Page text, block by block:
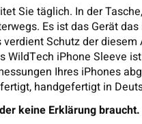
Sie täglich. In der
Es ist das Gerät
Schutz der diesem
WildTech iPhone Sleeve
Ihres iPhones
handgefertigt in
keine Erklärung braucht.